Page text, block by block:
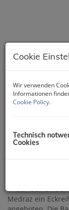
In der Gemeinde
Medraz ein
Cookie
Wir verwenden
Informationen
Cookie Policy.
Technisch
Cookies